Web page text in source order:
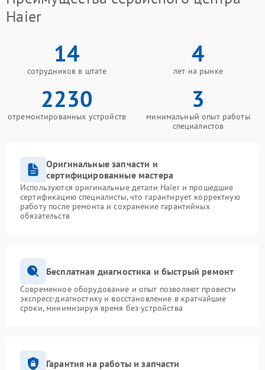
Haier
14
сотрудников в штате
4
лет на рынке
2230
отремонтированных устройств
3
минимальный опыт работы
специалистов
Оригинальные запчасти и
сертифицированные мастера
Используются оригинальные детали Haier и прошедшие
сертификацию специалисты, что гарантирует корректную
работу после ремонта и сохранение гарантийных
обязательств
Бесплатная диагностика и быстрый ремонт
Современное оборудование и опыт позволяют провести
экспресс-диагностику и восстановление в кратчайшие
сроки, минимизируя время без устройства
Гарантия на работы и запчасти